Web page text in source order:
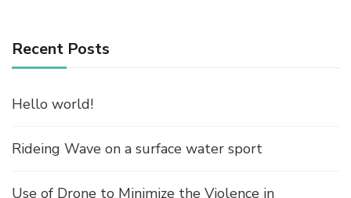
Recent Posts
Hello world!
Rideing Wave on a surface water sport
Use of Drone to Minimize the Violence in